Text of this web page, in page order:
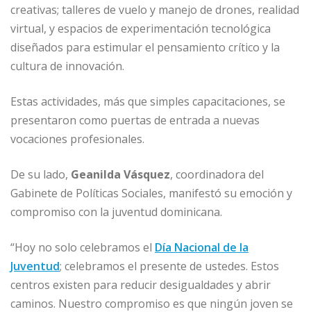
creativas; talleres de vuelo y manejo de drones, realidad
virtual, y espacios de experimentación tecnológica
diseñados para estimular el pensamiento crítico y la
cultura de innovación.
Estas actividades, más que simples capacitaciones, se
presentaron como puertas de entrada a nuevas
vocaciones profesionales.
De su lado, Geanilda Vásquez, coordinadora del
Gabinete de Políticas Sociales, manifestó su emoción y
compromiso con la juventud dominicana.
“Hoy no solo celebramos el Día Nacional de la
Juventud; celebramos el presente de ustedes. Estos
centros existen para reducir desigualdades y abrir
caminos. Nuestro compromiso es que ningún joven se